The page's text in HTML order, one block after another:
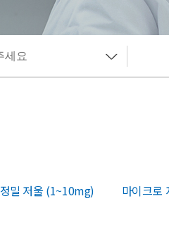
정밀 저울 (1~10mg) 마이크로